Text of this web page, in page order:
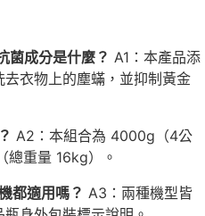
菌成分是什麼？ A1：本產品添
衣物上的塵蟎，並抑制黃金
A2：本組合為 4000g（4公
總重量 16kg）。
都適用嗎？ A3：兩種機型皆